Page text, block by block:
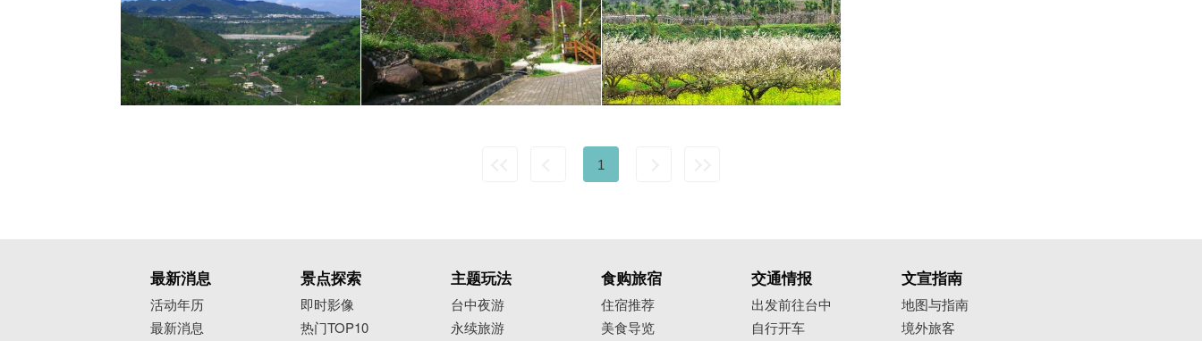
1
最新消息
活动年历
最新消息
景点探索
即时影像
热门TOP10
主题玩法
台中夜游
永续旅游
食购旅宿
住宿推荐
美食导览
交通情报
出发前往台中
自行开车
文宣指南
地图与指南
境外旅客